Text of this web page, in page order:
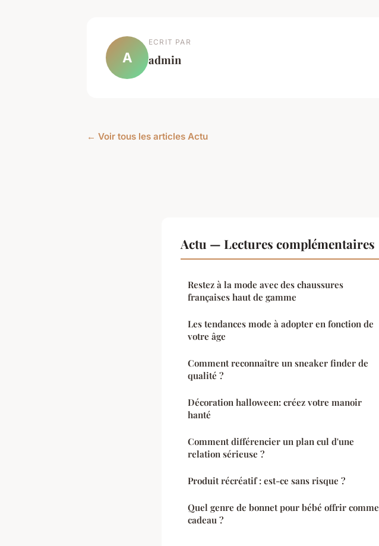
A
ECRIT PAR
admin
← Voir tous les articles Actu
Actu — Lectures complémentaires
Restez à la mode avec des chaussures
françaises haut de gamme
Les tendances mode à adopter en fonction de
votre âge
Comment reconnaître un sneaker finder de
qualité ?
Décoration halloween: créez votre manoir
hanté
Comment différencier un plan cul d'une
relation sérieuse ?
Produit récréatif : est-ce sans risque ?
Quel genre de bonnet pour bébé offrir comme
cadeau ?